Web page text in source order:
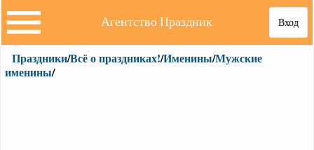
Вход
Агентство Праздник
Праздники/Всё о праздниках!/Именины/Мужские
именины/